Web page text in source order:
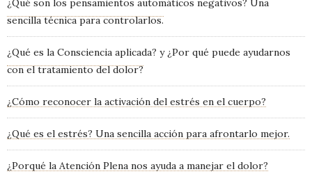
¿Qué son los pensamientos automáticos negativos? Una
sencilla técnica para controlarlos.
¿Qué es la Consciencia aplicada? y ¿Por qué puede ayudarnos
con el tratamiento del dolor?
¿Cómo reconocer la activación del estrés en el cuerpo?
¿Qué es el estrés? Una sencilla acción para afrontarlo mejor.
¿Porqué la Atención Plena nos ayuda a manejar el dolor?